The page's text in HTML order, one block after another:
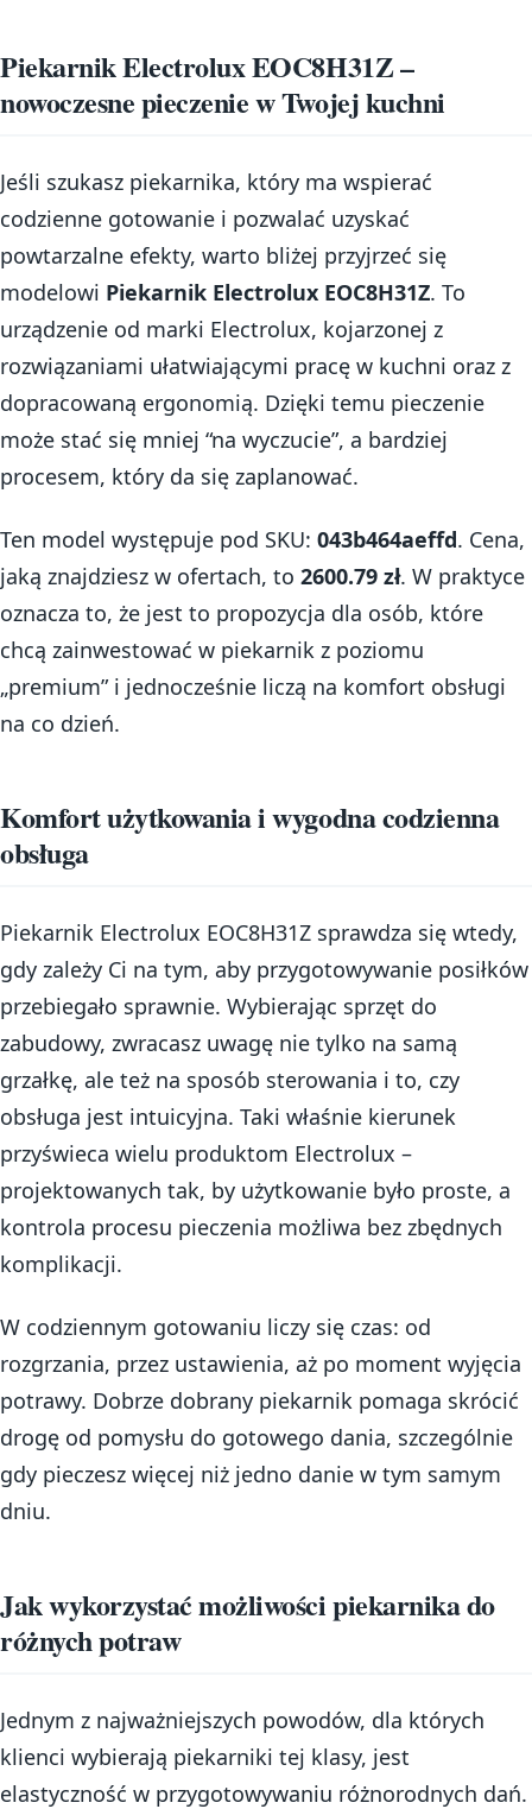
Piekarnik Electrolux EOC8H31Z –
nowoczesne pieczenie w Twojej kuchni
Jeśli szukasz piekarnika, który ma wspierać
codzienne gotowanie i pozwalać uzyskać
powtarzalne efekty, warto bliżej przyjrzeć się
modelowi Piekarnik Electrolux EOC8H31Z. To
urządzenie od marki Electrolux, kojarzonej z
rozwiązaniami ułatwiającymi pracę w kuchni oraz z
dopracowaną ergonomią. Dzięki temu pieczenie
może stać się mniej “na wyczucie”, a bardziej
procesem, który da się zaplanować.
Ten model występuje pod SKU: 043b464aeffd. Cena,
jaką znajdziesz w ofertach, to 2600.79 zł. W praktyce
oznacza to, że jest to propozycja dla osób, które
chcą zainwestować w piekarnik z poziomu
„premium” i jednocześnie liczą na komfort obsługi
na co dzień.
Komfort użytkowania i wygodna codzienna
obsługa
Piekarnik Electrolux EOC8H31Z sprawdza się wtedy,
gdy zależy Ci na tym, aby przygotowywanie posiłków
przebiegało sprawnie. Wybierając sprzęt do
zabudowy, zwracasz uwagę nie tylko na samą
grzałkę, ale też na sposób sterowania i to, czy
obsługa jest intuicyjna. Taki właśnie kierunek
przyświeca wielu produktom Electrolux –
projektowanych tak, by użytkowanie było proste, a
kontrola procesu pieczenia możliwa bez zbędnych
komplikacji.
W codziennym gotowaniu liczy się czas: od
rozgrzania, przez ustawienia, aż po moment wyjęcia
potrawy. Dobrze dobrany piekarnik pomaga skrócić
drogę od pomysłu do gotowego dania, szczególnie
gdy pieczesz więcej niż jedno danie w tym samym
dniu.
Jak wykorzystać możliwości piekarnika do
różnych potraw
Jednym z najważniejszych powodów, dla których
klienci wybierają piekarniki tej klasy, jest
elastyczność w przygotowywaniu różnorodnych dań.